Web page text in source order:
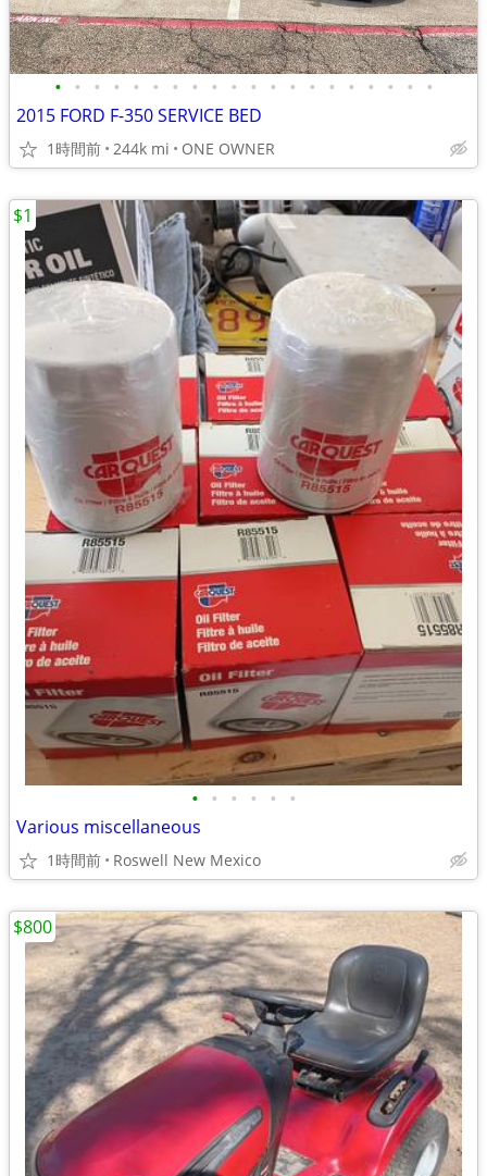
• • • • • • • • • • • • • • • • • • • •
2015 FORD F-350 SERVICE BED
1時間前 244k mi ONE OWNER
• • • • • •
Various miscellaneous
1時間前 Roswell New Mexico
$1
$800